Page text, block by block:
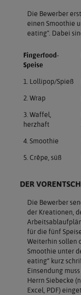
Die Bewerber
einen Smoothie
eating". Dabei
Fingerfood-
Speise
1. Lollipop/Spieß
2. Wrap
3. Waffel,
herzhaft
4. Smoothie
5. Crêpe, süß
DER
Die Bewerber
der Kreationen,
für die fünf
Weiterhin sollen
Smoothie unter
eating“ kurz
Einsendung
Herrn Siebecke
Excel, PDF)